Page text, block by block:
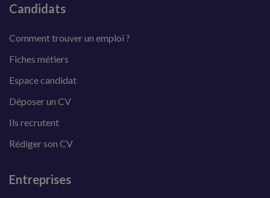
Candidats
Comment trouver un emploi ?
Fiches métiers
Espace candidat
Déposer un CV
Ils recrutent
Rédiger son CV
Entreprises